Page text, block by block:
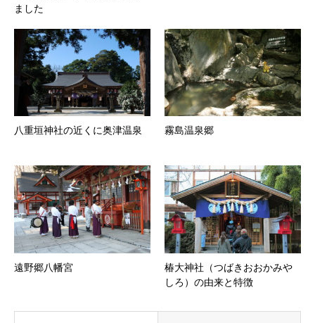
ました
八重垣神社の近くに奥津温泉 霧島温泉郷
遠野郷八幡宮
椿大神社（つばきおおかみや
しろ）の由来と特徴